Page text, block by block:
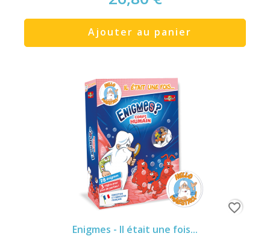
Ajouter au panier
Enigmes - Il était une fois...
favorite_border